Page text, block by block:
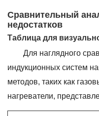
Сравнительный
недостатков
Таблица для
Для наглядного
индукционных систем
методов, таких как
нагреватели,